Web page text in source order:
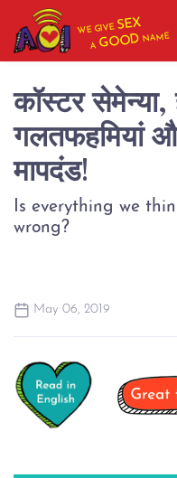
WE GIVESEX
AGOOD NAME
कॉस्टर सेमेन्या,
गलतफहमियां
मापदंड!
Is everything we
wrong?
May 06, 2019